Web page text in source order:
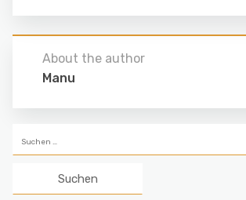
About the author
Manu
nach: